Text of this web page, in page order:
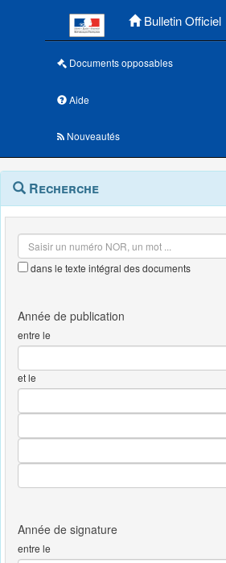
Bulletin Officiel
Documents opposables
Aide
Nouveautés
Navigation
outils
Menu
contextuel
Recherche
dans le texte intégral des documents
entre le
et le
entre le